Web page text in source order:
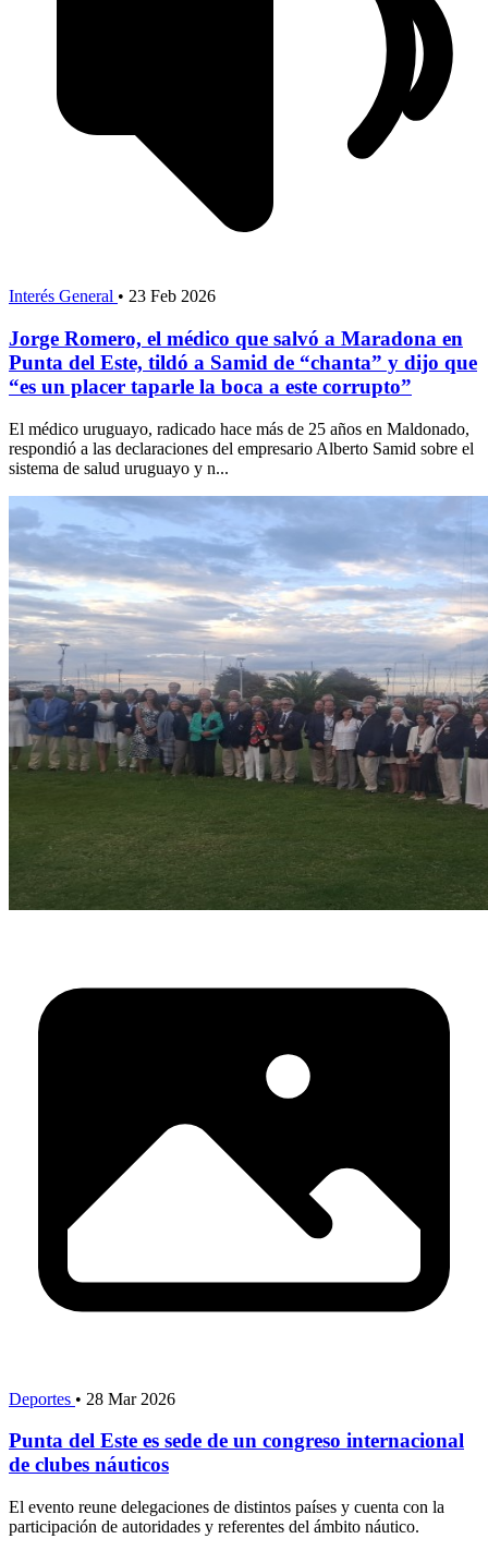
Interés General • 23 Feb 2026
Jorge Romero, el médico que salvó a Maradona en
Punta del Este, tildó a Samid de “chanta” y dijo que
“es un placer taparle la boca a este corrupto”
El médico uruguayo, radicado hace más de 25 años en Maldonado,
respondió a las declaraciones del empresario Alberto Samid sobre el
sistema de salud uruguayo y n...
Deportes • 28 Mar 2026
Punta del Este es sede de un congreso internacional
de clubes náuticos
El evento reune delegaciones de distintos países y cuenta con la
participación de autoridades y referentes del ámbito náutico.